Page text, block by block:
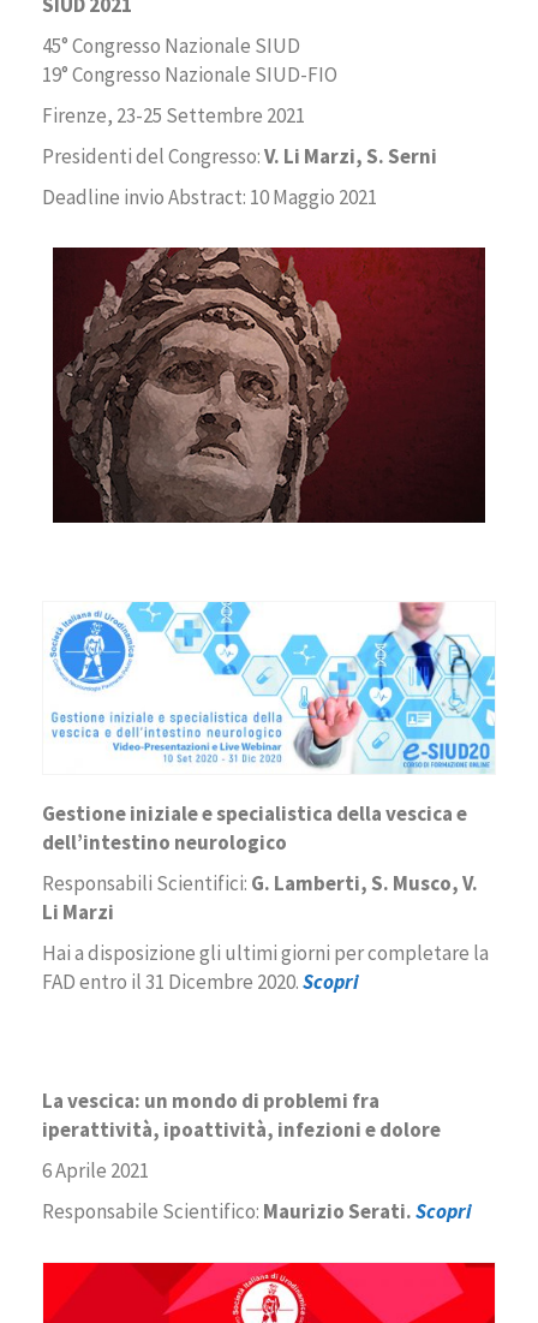
45° Congresso Nazionale SIUD
19° Congresso Nazionale SIUD-FIO
Firenze, 23-25 Settembre 2021
Presidenti del Congresso:V. Li Marzi, S. Serni
Deadline invio Abstract: 10 Maggio 2021
Gestione iniziale e specialistica della vescica e
dell’intestino neurologico
Responsabili Scientifici: G. Lamberti, S. Musco, V.
Li Marzi
Hai a disposizione gli ultimi giorni per completare la
FAD entro il 31 Dicembre 2020.Scopri
La vescica: un mondo di problemi fra
iperattività, ipoattività, infezioni e dolore
6 Aprile 2021
Responsabile Scientifico: Maurizio Serati.Scopri